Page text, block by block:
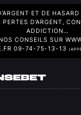
ET DE
PERTES D’ARGENT,
ADDICTION…
CONSEILS SUR
09-74-75-13-13